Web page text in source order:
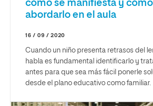
cómo se manifiesta y cómo
abordarlo en el aula
16 / 09 / 2020
Cuando un niño presenta retrasos del
habla es fundamental identificarlo y
antes para que sea más fácil ponerle
desde el plano educativo como familiar.